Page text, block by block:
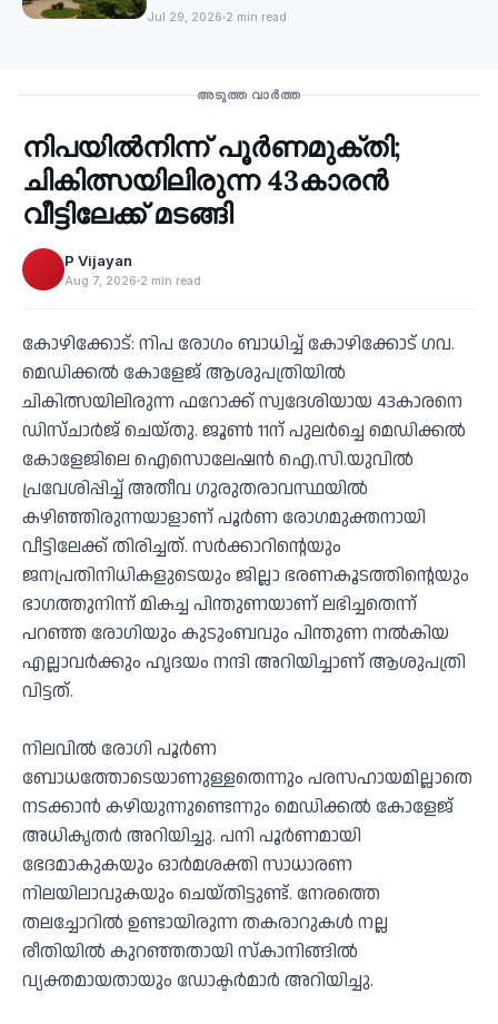
പുതുജീവൻ
Jul 29, 2026 2 min read
അടുത്ത വാർത്ത
‹
നിപയില്‍നിന്ന് പൂര്‍ണമുക്തി;
ചികിത്സയിലിരുന്ന 43കാരന്‍
വീട്ടിലേക്ക് മടങ്ങി
P Vijayan
Aug 7, 2026 2 min read
കോഴിക്കോട്: നിപ രോഗം ബാധിച്ച് കോഴിക്കോട് ഗവ.
മെഡിക്കല്‍ കോളേജ് ആശുപത്രിയില്‍
ചികിത്സയിലിരുന്ന ഫറോക്ക് സ്വദേശിയായ 43കാരനെ
ഡിസ്ചാര്‍ജ് ചെയ്തു. ജൂണ്‍ 11ന് പുലര്‍ച്ചെ മെഡിക്കല്‍
കോളേജിലെ ഐസൊലേഷന്‍ ഐ.സി.യുവില്‍
പ്രവേശിപ്പിച്ച് അതീവ ഗുരുതരാവസ്ഥയില്‍
കഴിഞ്ഞിരുന്നയാളാണ് പൂര്‍ണ രോഗമുക്തനായി
വീട്ടിലേക്ക് തിരിച്ചത്. സര്‍ക്കാറിന്റെയും
ജനപ്രതിനിധികളുടെയും ജില്ലാ ഭരണകൂടത്തിന്റെയും
ഭാഗത്തുനിന്ന് മികച്ച പിന്തുണയാണ് ലഭിച്ചതെന്ന്
പറഞ്ഞ രോഗിയും കുടുംബവും പിന്തുണ നല്‍കിയ
എല്ലാവര്‍ക്കും ഹൃദയം നന്ദി അറിയിച്ചാണ് ആശുപത്രി
വിട്ടത്.
നിലവില്‍ രോഗി പൂര്‍ണ
ബോധത്തോടെയാണുള്ളതെന്നും പരസഹായമില്ലാതെ
നടക്കാന്‍ കഴിയുന്നുണ്ടെന്നും മെഡിക്കല്‍ കോളേജ്
അധികൃതര്‍ അറിയിച്ചു. പനി പൂര്‍ണമായി
ഭേദമാകുകയും ഓര്‍മശക്തി സാധാരണ
നിലയിലാവുകയും ചെയ്തിട്ടുണ്ട്. നേരത്തെ
തലച്ചോറില്‍ ഉണ്ടായിരുന്ന തകരാറുകള്‍ നല്ല
രീതിയില്‍ കുറഞ്ഞതായി സ്‌കാനിങ്ങില്‍
വ്യക്തമായതായും ഡോക്ടര്‍മാര്‍ അറിയിച്ചു.